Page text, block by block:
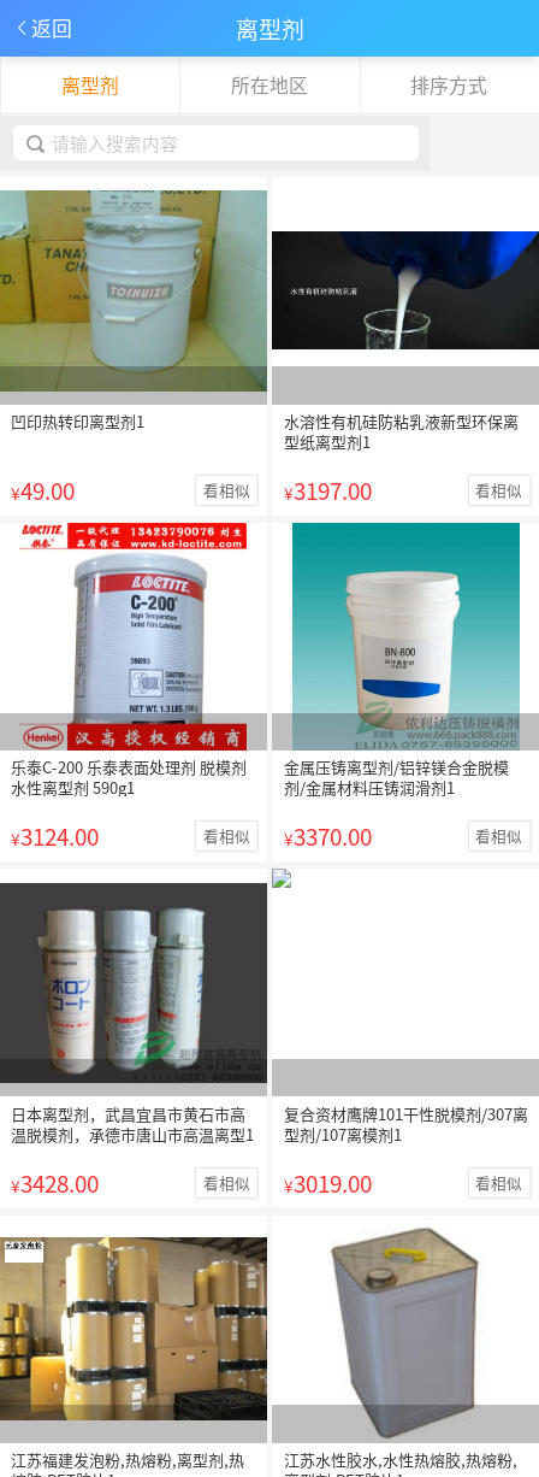
返回 离型剂
离型剂 所在地区 排序方式
下拉刷新
凹印热转印离型剂1
¥49.00 看相似
水溶性有机硅防粘乳液新型环保离
型纸离型剂1
¥3197.00 看相似
乐泰C-200 乐泰表面处理剂 脱模剂
水性离型剂 590g1
¥3124.00 看相似
金属压铸离型剂/铝锌镁合金脱模
剂/金属材料压铸润滑剂1
¥3370.00 看相似
日本离型剂，武昌宜昌市黄石市高
温脱模剂，承德市唐山市高温离型1
¥3428.00 看相似
复合资材鹰牌101干性脱模剂/307离
型剂/107离模剂1
¥3019.00 看相似
江苏福建发泡粉,热熔粉,离型剂,热
江苏水性胶水,水性热熔胶,热熔粉,